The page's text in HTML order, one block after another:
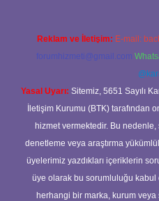
Reklam ve İletişim: E-mail:
forumhizmeti@gmail.com
Yasal Uyarı: Sitemiz, 5651 Sayılı
İletişim Kurumu (BTK) tarafından
hizmet vermektedir. Bu
denetleme veya araştırma
üyelerimiz yazdıkları içeriklerin
üye olarak bu sorumluluğu kabul
herhangi bir marka, kurum veya